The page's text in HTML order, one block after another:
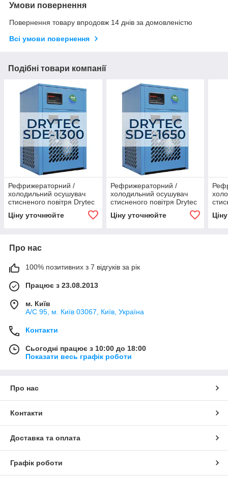
Умови повернення
Повернення товару впродовж 14 днів за домовленістю
Всі умови повернення
Подібні товари компанії
Рефрижераторний /
холодильний осушувач
стисненого повітря Drytec
Ціну уточнюйте
Рефрижераторний /
холодильний осушувач
стисненого повітря Drytec
Ціну уточнюйте
Про нас
100% позитивних з 7 відгуків за рік
Працює з 23.08.2013
м. Київ
А/С 95, м. Київ 03067, Київ, Україна
Контакти
Сьогодні працює з 10:00 до 18:00
Показати весь графік роботи
Про нас
Контакти
Доставка та оплата
Графік роботи